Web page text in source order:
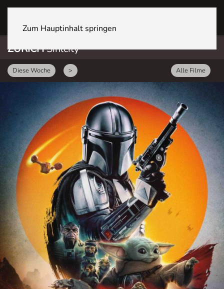
Zum Hauptinhalt springen
ZÜRICHSihlcity
Diese Woche > Alle Filme